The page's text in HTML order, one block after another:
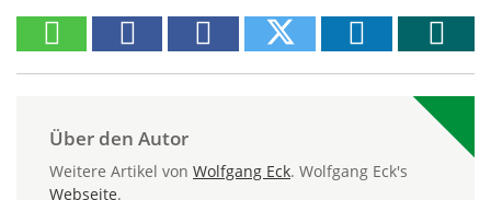
Über den Autor
Weitere Artikel von Wolfgang Eck. Wolfgang Eck's
Webseite.